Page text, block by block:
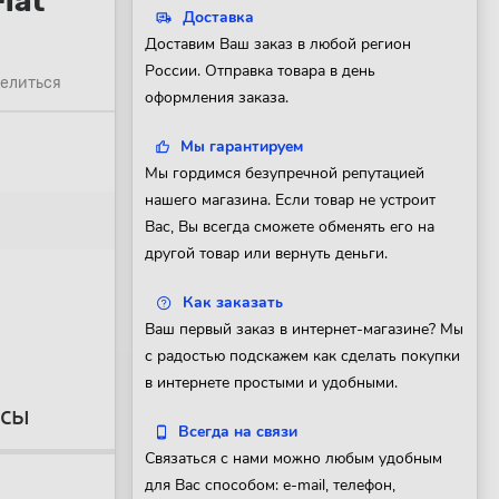
Доставка
Доставим Ваш заказ в любой регион
России. Отправка товара в день
оформления заказа.
Мы гарантируем
Мы гордимся безупречной репутацией
нашего магазина. Если товар не устроит
Вас, Вы всегда сможете обменять его на
другой товар или вернуть деньги.
Как заказать
Ваш первый заказ в интернет-магазине? Мы
с радостью подскажем как сделать покупки
в интернете простыми и удобными.
Всегда на связи
Связаться с нами можно любым удобным
для Вас способом: e-mail, телефон,